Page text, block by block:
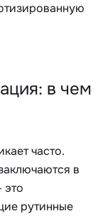
в чем
часто.
в
это
рутинные